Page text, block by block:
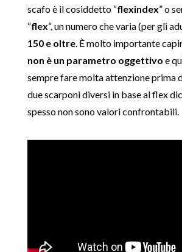
scafo è il cosiddetto “flexindex” o
“flex“, un numero che varia (per gli
150 e oltre. È molto importante
non è un parametro oggettivo e
sempre fare molta attenzione prima
due scarponi diversi in base al flex
spesso non sono valori confrontabili.